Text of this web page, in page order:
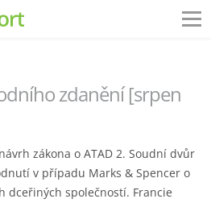
zdanění [srpen
zákona o ATAD 2. Soudní dvůr
v případu Marks & Spencer o
dceřiných společností. Francie